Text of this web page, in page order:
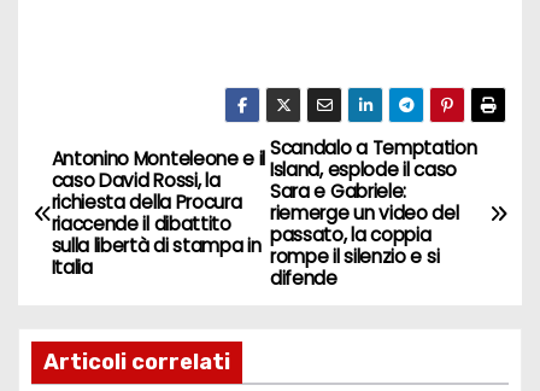
N
a
v
g
Scandalo a Temptation
Island, esplode il caso
Sara e Gabriele:
riemerge un video del
passato, la coppia
rompe il silenzio e si
difende
Antonino Monteleone e il
caso David Rossi, la
richiesta della Procura
riaccende il dibattito
sulla libertà di stampa in
Italia
Articoli correlati